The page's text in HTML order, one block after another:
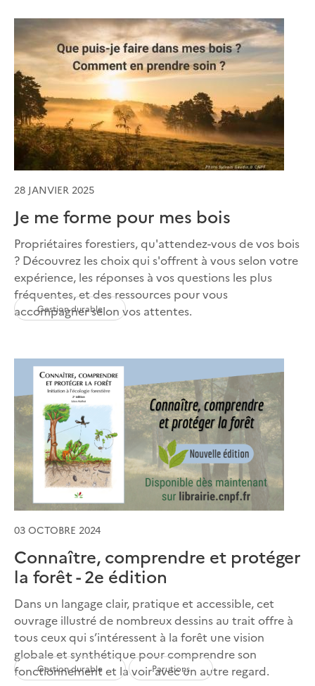
28 JANVIER 2025
Je me forme pour mes bois
Propriétaires forestiers, qu'attendez-vous de vos bois
? Découvrez les choix qui s'offrent à vous selon votre
expérience, les réponses à vos questions les plus
fréquentes, et des ressources pour vous
accompagner selon vos attentes.
Gestion durable
03 OCTOBRE 2024
Connaître, comprendre et protéger
la forêt - 2e édition
Dans un langage clair, pratique et accessible, cet
ouvrage illustré de nombreux dessins au trait offre à
tous ceux qui s’intéressent à la forêt une vision
globale et synthétique pour comprendre son
fonctionnement et la voir avec un autre regard.
Gestion durable Parutions